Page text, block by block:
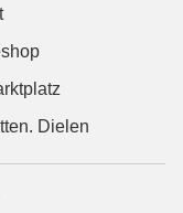
Dielen